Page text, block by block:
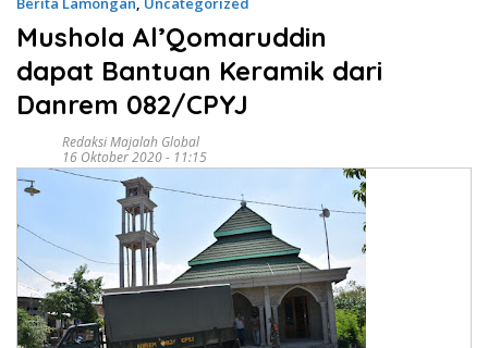
Mushola Al’Qomaruddin
dapat Bantuan Keramik dari
Danrem 082/CPYJ
Redaksi Majalah Global
16 Oktober 2020 - 11:15